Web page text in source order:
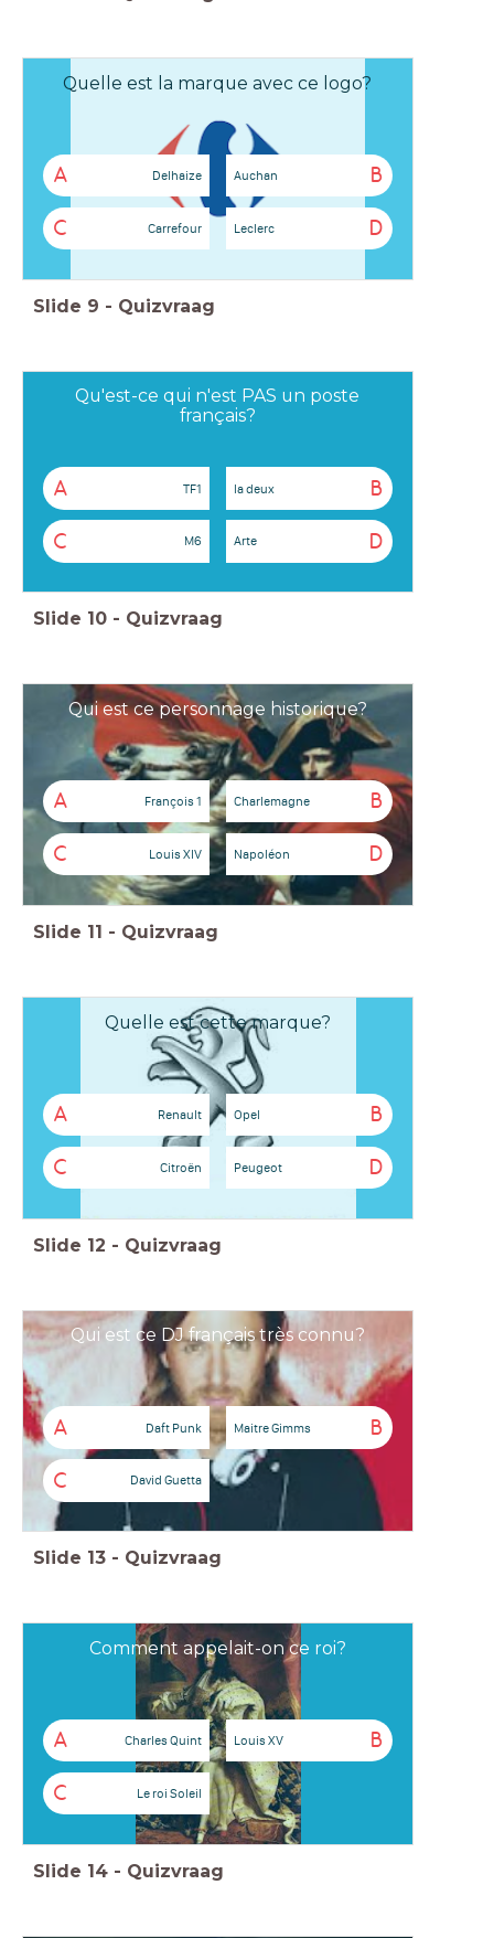
Quelle est la marque avec ce logo?
A Delhaize B
Auchan
C Carrefour D
Leclerc
Slide 9 - Quizvraag
Qu'est-ce qui n'est PAS un poste
français?
A TF1 B
la deux
C M6 D
Arte
Slide 10 - Quizvraag
Qui est ce personnage historique?
A François 1 B
Charlemagne
C Louis XIV D
Napoléon
Slide 11 - Quizvraag
Quelle est cette marque?
A Renault B
Opel
C Citroën D
Peugeot
Slide 12 - Quizvraag
Qui est ce DJ français très connu?
A Daft Punk B
Maitre Gimms
C David Guetta
Slide 13 - Quizvraag
Comment appelait-on ce roi?
A Charles Quint B
Louis XV
C Le roi Soleil
Slide 14 - Quizvraag